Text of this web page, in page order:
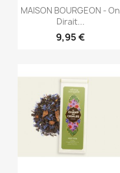
Aperçu rapide
MAISON BOURGEON - On
Dirait...
9,95 €